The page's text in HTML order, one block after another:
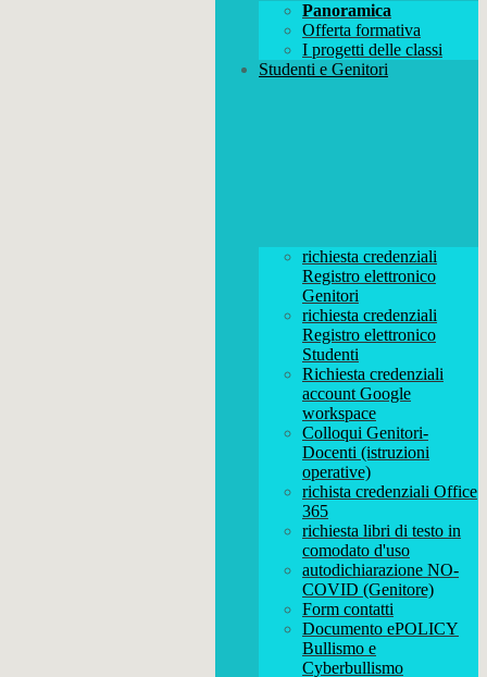
Panoramica
Offerta formativa
I progetti delle classi
Studenti e Genitori
richiesta credenziali
Registro elettronico
Genitori
richiesta credenziali
Registro elettronico
Studenti
Richiesta credenziali
account Google
workspace
Colloqui Genitori-
Docenti (istruzioni
operative)
richista credenziali Office
365
richiesta libri di testo in
comodato d'uso
autodichiarazione NO-
COVID (Genitore)
Form contatti
Documento ePOLICY
Bullismo e
Cyberbullismo